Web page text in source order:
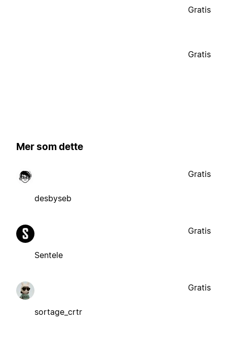
Gratis
Gratis
Mer som dette
desbyseb
Gratis
Sentele
Gratis
sortage_crtr
Gratis